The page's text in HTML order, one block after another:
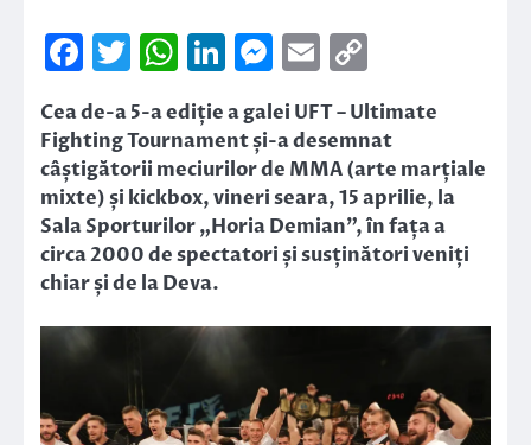
Facebook
Twitter
WhatsApp
LinkedIn
Messenger
Email
Link
Cea de-a 5-a ediție a galei UFT – Ultimate
Fighting Tournament și-a desemnat
câștigătorii meciurilor de MMA (arte marțiale
mixte) și kickbox, vineri seara, 15 aprilie, la
Sala Sporturilor „Horia Demian”, în fața a
circa 2000 de spectatori și susținători veniți
chiar și de la Deva.